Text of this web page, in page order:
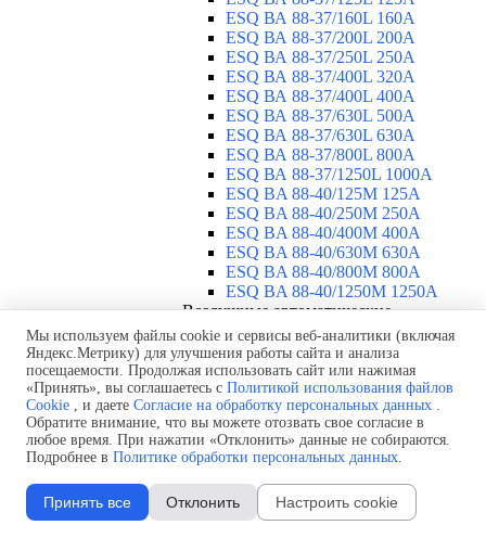
ESQ ВА 88-37/160L 160A
ESQ ВА 88-37/200L 200A
ESQ ВА 88-37/250L 250A
ESQ ВА 88-37/400L 320A
ESQ ВА 88-37/400L 400A
ESQ ВА 88-37/630L 500A
ESQ ВА 88-37/630L 630A
ESQ ВА 88-37/800L 800A
ESQ ВА 88-37/1250L 1000A
ESQ BA 88-40/125M 125A
ESQ BA 88-40/250M 250A
ESQ BA 88-40/400M 400A
ESQ BA 88-40/630М 630A
ESQ BA 88-40/800M 800A
ESQ BA 88-40/1250М 1250A
Воздушные автоматические
выключатели
▼
ESQ ВА99-40B 3F M2C2S2 M
2500A
ESQ ВА99-40A 3F M2C2S2 М
800A
ESQ ВА99-40A 3F M2C2S2 М
630A
ESQ ВА99-40A 3F M2C2S2 М
2000A
ESQ ВА99-40A 3F M2C2S2 М
Мы используем файлы cookie и сервисы веб-аналитики (включая
Яндекс.Метрику) для улучшения работы сайта и анализа
посещаемости. Продолжая использовать сайт или нажимая
«Принять», вы соглашаетесь с Политикой использования файлов
Cookie , и даете Согласие на обработку персональных данных .
Обратите внимание, что вы можете отозвать свое согласие в
любое время. При нажатии «Отклонить» данные не собираются.
Подробнее в Политике обработки персональных данных.
Принять все Отклонить Настроить cookie